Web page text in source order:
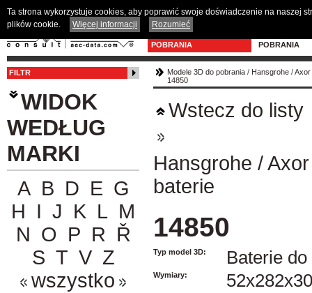
POBRANIA
POBRANIA
FILTR
WIDOK
WEDŁUG
MARKI
A B D E G
H I J K L M
N O P R Ř
S T V Z
wszystko
Modele 3D do pobrania / Hansgrohe /Axor
14850
Wstecz do listy
Hansgrohe /
baterie
14850
Typ model 3D: Baterie
Wymiary:
Ta strona wykorzystuje cookies, aby poprawić swoje doświadczenie na naszej
plików cookie.
Więcej informacji Rozumieć